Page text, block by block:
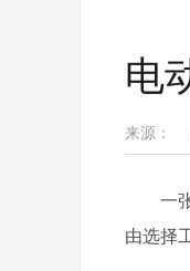
电
来源：
一
由选择